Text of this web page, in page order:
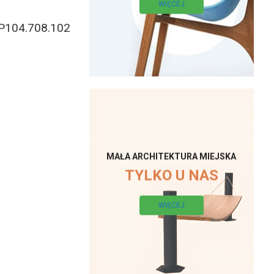
WIĘCEJ
MAŁA ARCHITEKTURA MIEJSKA
TYLKO U NAS
WIĘCEJ